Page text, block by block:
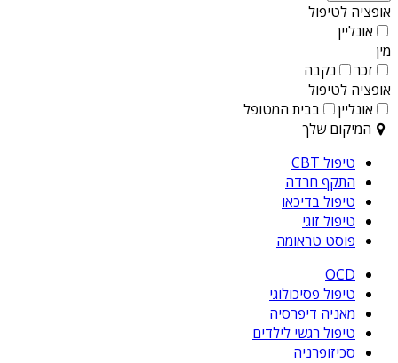
אופציה לטיפול
אונליין
מין
זכר
נקבה
אופציה לטיפול
אונליין
בבית המטופל
המיקום שלך
טיפול CBT
התקף חרדה
טיפול בדיכאו
טיפול זוגי
פוסט טראומה
OCD
טיפול פסיכולוגי
מאניה דיפרסיה
טיפול רגשי לילדים
סכיזופרניה